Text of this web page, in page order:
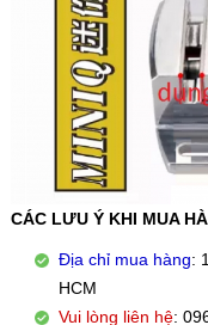
CÁC LƯU Ý KHI MUA
Địa chỉ mua hàng:
HCM
Vui lòng liên hệ: